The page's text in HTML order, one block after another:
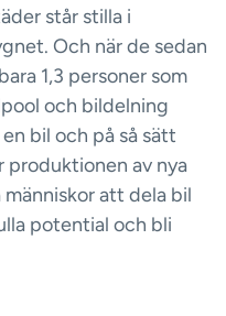
står stilla i
Och när de sedan
1,3 personer som
och bildelning
bil och på så sätt
produktionen av nya
att dela bil
potential och bli